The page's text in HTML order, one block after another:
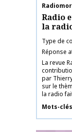
Nom de la
Radio
la
Type de
Réponse
La revue
par
sur le
la radio
Mots-clés